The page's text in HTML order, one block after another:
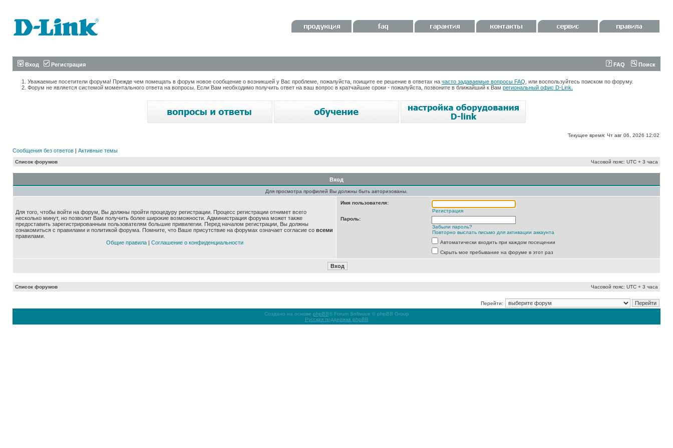
Вход Регистрация FAQ Поиск
Уважаемые посетители форума! Прежде чем помещать в форум новое сообщение о возникшей у Вас проблеме, пожалуйста, поищите ее решение в ответах на часто задаваемые вопросы FAQ , или воспользуйтесь поиском по форуму.
Форум не является системой моментального ответа на вопросы. Если Вам необходимо получить ответ на ваш вопрос в кратчайшие сроки - пожалуйста, позвоните в ближайший к Вам региональный офис D-Link.
Текущее время: Чт авг 06, 2026 12:02
Сообщения без ответов | Активные темы
Список форумов Часовой пояс: UTC + 3 часа
Вход
Для просмотра профилей Вы должны быть авторизованы.
Для того, чтобы войти на форум, Вы должны пройти процедуру регистрации. Процесс регистрации отнимет всего
несколько минут, но позволит Вам получить более широкие возможности. Администрация форума может также
предоставить зарегистрированным пользователям большие привилегии. Перед началом регистрации, Вы должны
ознакомиться с правилами и политикой форума. Помните, что Ваше присутствие на форумах означает согласие со всеми
правилами.
Общие правила| Соглашение о конфиденциальности
Имя пользователя:
Регистрация
Пароль:
Забыли пароль?
Повторно выслать письмо для активации аккаунта
Автоматически входить при каждом посещении
Скрыть мое пребывание на форуме в этот раз
Список форумов Часовой пояс: UTC + 3 часа
Перейти:
Создано на основе phpBB® Forum Software © phpBB Group
Русская поддержка phpBB